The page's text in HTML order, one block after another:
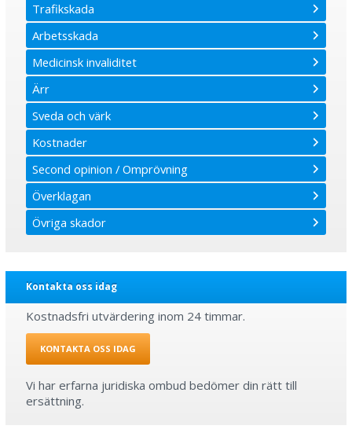
Trafikskada
Arbetsskada
Medicinsk invaliditet
Ärr
Sveda och värk
Kostnader
Second opinion / Omprövning
Överklagan
Övriga skador
Kontakta oss idag
Kostnadsfri utvärdering inom 24 timmar.
KONTAKTA OSS IDAG
Vi har erfarna juridiska ombud bedömer din rätt till
ersättning.